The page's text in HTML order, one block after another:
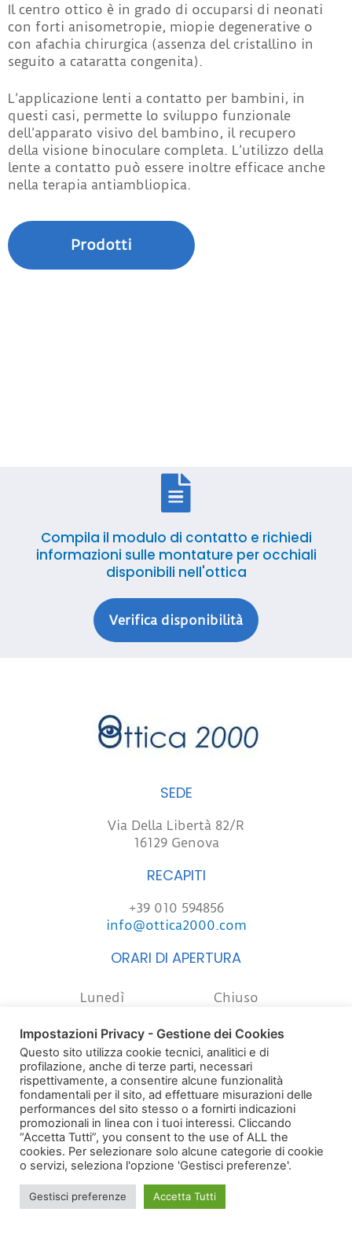
Il centro ottico è in grado di occuparsi di neonati
con forti anisometropie, miopie degenerative o
con afachia chirurgica (assenza del cristallino in
seguito a cataratta congenita).
L’applicazione lenti a contatto per bambini, in
questi casi, permette lo sviluppo funzionale
dell’apparato visivo del bambino, il recupero
della visione binoculare completa. L’utilizzo della
lente a contatto può essere inoltre efficace anche
nella terapia antiambliopica.
Prodotti
Compila il modulo di contatto e richiedi
informazioni sulle montature per occhiali
disponibili nell'ottica
Verifica disponibilità
SEDE
Via Della Libertà 82/R
16129 Genova
RECAPITI
+39 010 594856
info@ottica2000.com
ORARI DI APERTURA
Lunedì Chiuso
Mar – Ven
9:00 – 12:30
15:30 – 18:30
Sabato
9:30 – 13:00
15:30 – 19:00
Domenica
Chiuso
W
F
Impostazioni Privacy - Gestione dei Cookies
Questo sito utilizza cookie tecnici, analitici e di
profilazione, anche di terze parti, necessari
rispettivamente, a consentire alcune funzionalità
fondamentali per il sito, ad effettuare misurazioni delle
performances del sito stesso o a fornirti indicazioni
promozionali in linea con i tuoi interessi. Cliccando
“Accetta Tutti”, you consent to the use of ALL the
cookies. Per selezionare solo alcune categorie di cookie
o servizi, seleziona l'opzione 'Gestisci preferenze'.
Gestisci preferenze Accetta Tutti